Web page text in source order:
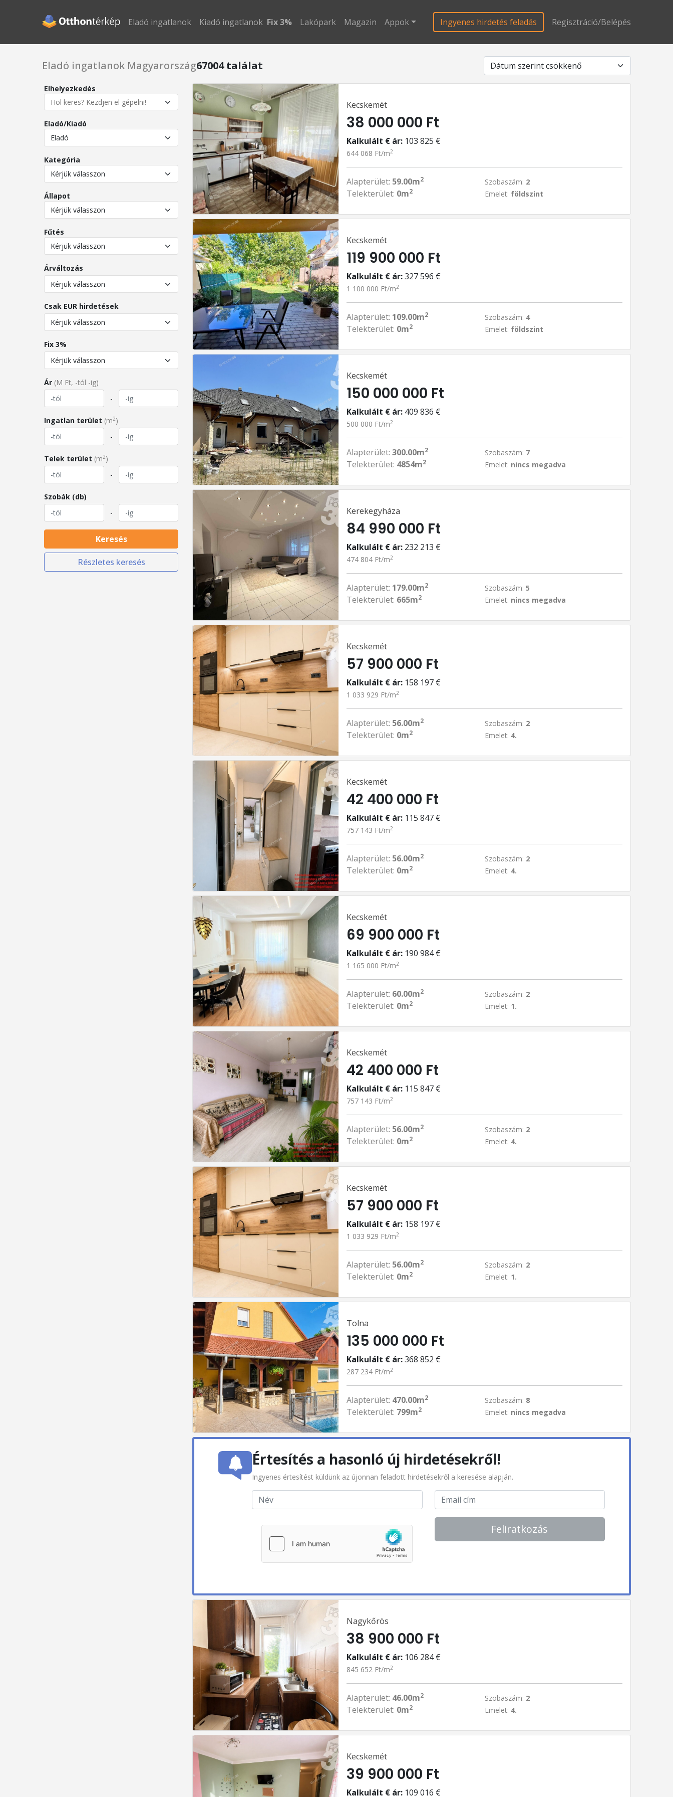
Eladó ingatlanok Kiadó ingatlanok Fix 3% Lakópark Magazin Appok Ingyenes hirdetés feladás Regisztráció/Belépés
Eladó ingatlanok Magyarország67004 találat
Elhelyezkedés
Eladó/Kiadó
Kategória
Állapot
Fűtés
Árváltozás
Csak EUR hirdetések
Fix 3%
Ár (M Ft, -tól -ig)
-
Ingatlan terület (m2)
-
Telek terület (m2)
-
Szobák (db)
-
Keresés
Részletes keresés
Kecskemét
38 000 000 Ft
Kalkulált € ár: 103 825 €
644 068 Ft/m2
Alapterület: 59.00m2
Telekterület: 0m2
Szobaszám: 2
Emelet: földszint
Kecskemét
119 900 000 Ft
Kalkulált € ár:327 596 €
1 100 000 Ft/m2
Alapterület: 109.00m2
Telekterület: 0m2
Szobaszám: 4
Emelet: földszint
Kecskemét
150 000 000 Ft
Kalkulált € ár: 409 836 €
500 000 Ft/m2
Alapterület:300.00m2
Telekterület: 4854m2
Szobaszám: 7
Emelet: nincs megadva
Kerekegyháza
84 990 000 Ft
Kalkulált € ár: 232 213 €
474 804 Ft/m2
Alapterület: 179.00m2
Telekterület: 665m2
Szobaszám: 5
Emelet: nincs megadva
Kecskemét
57 900 000 Ft
Kalkulált € ár: 158 197 €
1 033 929 Ft/m2
Alapterület: 56.00m2
Telekterület: 0m2
Szobaszám: 2
Emelet: 4.
Kecskemét
42 400 000 Ft
Kalkulált € ár: 115 847 €
757 143 Ft/m2
Alapterület: 56.00m2
Telekterület: 0m2
Szobaszám: 2
Emelet: 4.
Kecskemét
69 900 000 Ft
Kalkulált € ár: 190 984 €
1 165 000 Ft/m2
Alapterület: 60.00m2
Telekterület: 0m2
Szobaszám: 2
Emelet: 1.
Kecskemét
42 400 000 Ft
Kalkulált € ár: 115 847 €
757 143 Ft/m2
Alapterület: 56.00m2
Telekterület: 0m2
Szobaszám: 2
Emelet: 4.
Kecskemét
57 900 000 Ft
Kalkulált € ár: 158 197 €
1 033 929 Ft/m2
Alapterület: 56.00m2
Telekterület: 0m2
Szobaszám: 2
Emelet: 1.
Tolna
135 000 000 Ft
Kalkulált € ár:368 852 €
287 234 Ft/m2
Alapterület: 470.00m2
Telekterület: 799m2
Szobaszám: 8
Emelet: nincs megadva
Értesítés a hasonló új hirdetésekről!
Ingyenes értesítést küldünk az újonnan feladott hirdetésekről a keresése alapján.
Feliratkozás
Nagykőrös
38 900 000 Ft
Kalkulált € ár: 106 284 €
845 652 Ft/m2
Alapterület: 46.00m2
Telekterület: 0m2
Szobaszám: 2
Emelet: 4.
Kecskemét
39 900 000 Ft
Kalkulált € ár: 109 016 €